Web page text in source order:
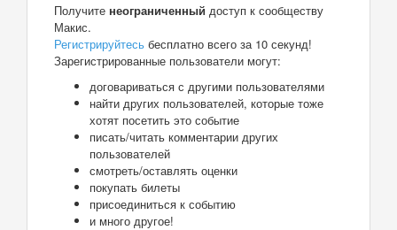
Получите неограниченный доступ к сообществу
Макис.
Регистрируйтесь бесплатно всего за 10 секунд!
Зарегистрированные пользователи могут:
договариваться с другими пользователями
найти других пользователей, которые тоже
хотят посетить это событие
писать/читать комментарии других
пользователей
смотреть/оставлять оценки
покупать билеты
присоединиться к событию
и много другое!